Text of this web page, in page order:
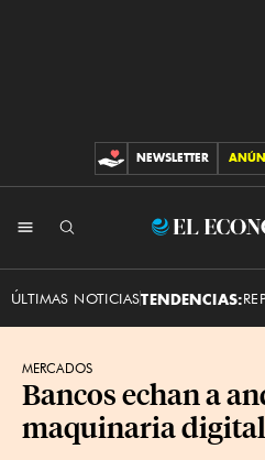
CONTRIBUCIONES
NEWSLETTER
El
ÚLTIMAS NOTICIASTENDENCIAS:
MERCADOS
Bancos echan a
maquinaria digital